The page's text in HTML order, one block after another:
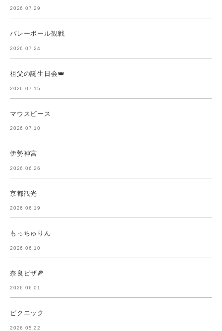
2026.07.29
バレーボール観戦
2026.07.24
祖父の誕生日会👑
2026.07.15
マウスピース
2026.07.10
伊勢神宮
2026.06.26
京都観光
2026.06.19
もっちゅりん
2026.06.10
奈良ピザ🍕
2026.06.01
ピクニック
2026.05.22